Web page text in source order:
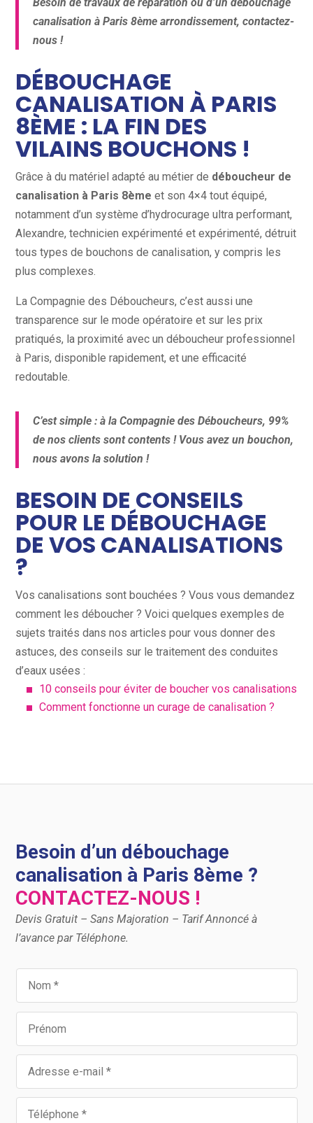
canalisation à Paris 8ème arrondissement, contactez-
nous !
DÉBOUCHAGE
CANALISATION À PARIS
8ÈME : LA FIN DES
VILAINS BOUCHONS !
Grâce à du matériel adapté au métier de déboucheur de
canalisation à Paris 8ème et son 4×4 tout équipé,
notamment d’un système d’hydrocurage ultra performant,
Alexandre, technicien expérimenté et expérimenté, détruit
tous types de bouchons de canalisation, y compris les
plus complexes.
La Compagnie des Déboucheurs, c’est aussi une
transparence sur le mode opératoire et sur les prix
pratiqués, la proximité avec un déboucheur professionnel
à Paris, disponible rapidement, et une efficacité
redoutable.
C’est simple : à la Compagnie des Déboucheurs, 99%
de nos clients sont contents ! Vous avez un bouchon,
nous avons la solution !
BESOIN DE CONSEILS
POUR LE DÉBOUCHAGE
DE VOS CANALISATIONS
?
Vos canalisations sont bouchées ? Vous vous demandez
comment les déboucher ? Voici quelques exemples de
sujets traités dans nos articles pour vous donner des
astuces, des conseils sur le traitement des conduites
d’eaux usées :
10 conseils pour éviter de boucher vos canalisations
Comment fonctionne un curage de canalisation ?
Besoin d’un débouchage
canalisation à Paris 8ème ?
CONTACTEZ-NOUS !
Devis Gratuit – Sans Majoration – Tarif Annoncé à
l’avance par Téléphone.